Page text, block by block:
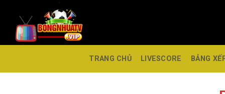
TRANG CHỦ LIVESCORE BẢNG